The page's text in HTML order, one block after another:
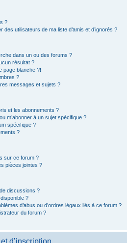
?
utilisateurs de ma liste d’amis et d’ignorés ?
dans un ou des forums ?
résultat ?
page blanche ?!
?
messages et sujets ?
et les abonnements ?
m’abonner à un sujet spécifique ?
spécifique ?
?
sur ce forum ?
pièces jointes ?
discussions ?
?
d’abus ou d’ordres légaux liés à ce forum ?
du forum ?
d’inscription